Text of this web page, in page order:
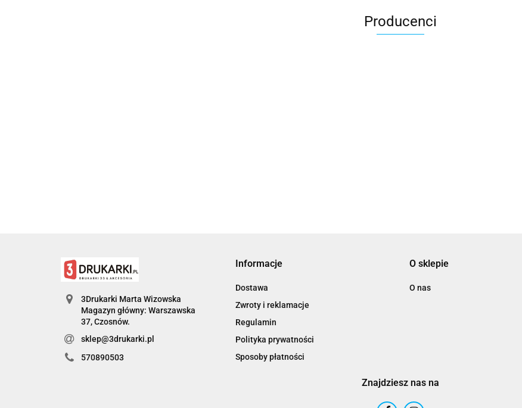
Producenci
3Drukarki Marta Wizowska
Magazyn główny: Warszawska
sklep@3drukarki.pl
570890503
Informacje
Dostawa
Zwroty i reklamacje
Regulamin
Polityka prywatności
Sposoby płatności
O sklepie
O nas
Znajdziesz nas na